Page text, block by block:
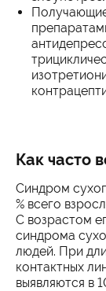
Как часто
Синдром
% всего
С возрастом
синдрома
людей. При
контактных
выявляются в